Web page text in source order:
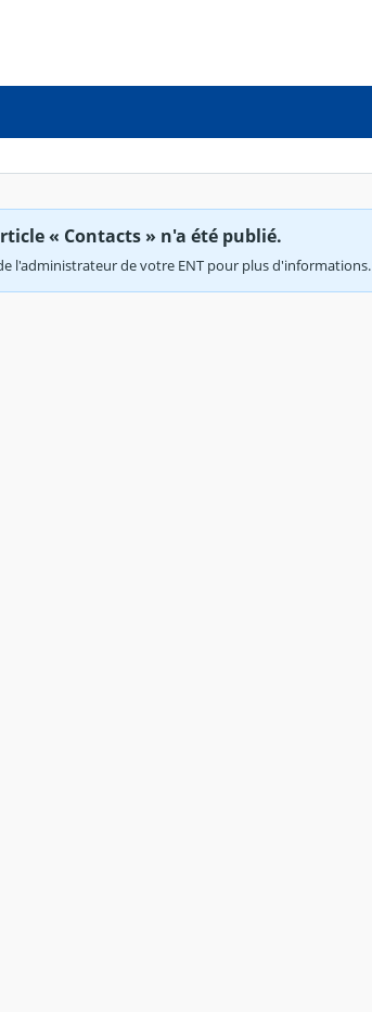
« Contacts » n'a été publié.
l'administrateur de votre ENT pour plus d'informations.